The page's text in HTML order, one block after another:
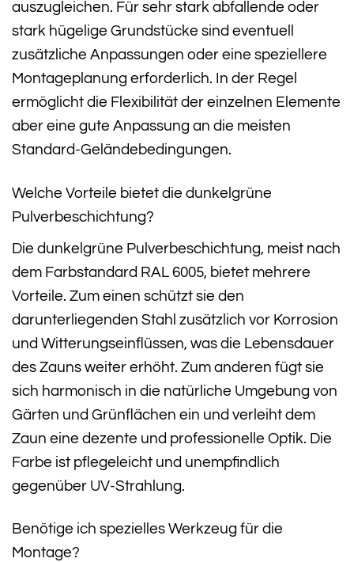
auszugleichen. Für sehr stark abfallende oder
stark hügelige Grundstücke sind eventuell
zusätzliche Anpassungen oder eine speziellere
Montageplanung erforderlich. In der Regel
ermöglicht die Flexibilität der einzelnen Elemente
aber eine gute Anpassung an die meisten
Standard-Geländebedingungen.
Welche Vorteile bietet die dunkelgrüne
Pulverbeschichtung?
Die dunkelgrüne Pulverbeschichtung, meist nach
dem Farbstandard RAL 6005, bietet mehrere
Vorteile. Zum einen schützt sie den
darunterliegenden Stahl zusätzlich vor Korrosion
und Witterungseinflüssen, was die Lebensdauer
des Zauns weiter erhöht. Zum anderen fügt sie
sich harmonisch in die natürliche Umgebung von
Gärten und Grünflächen ein und verleiht dem
Zaun eine dezente und professionelle Optik. Die
Farbe ist pflegeleicht und unempfindlich
gegenüber UV-Strahlung.
Benötige ich spezielles Werkzeug für die
Montage?